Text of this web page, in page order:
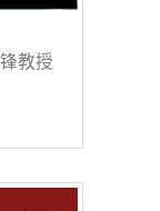
教授